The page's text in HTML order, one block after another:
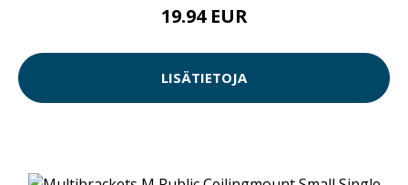
19.94 EUR
LISÄTIETOJA